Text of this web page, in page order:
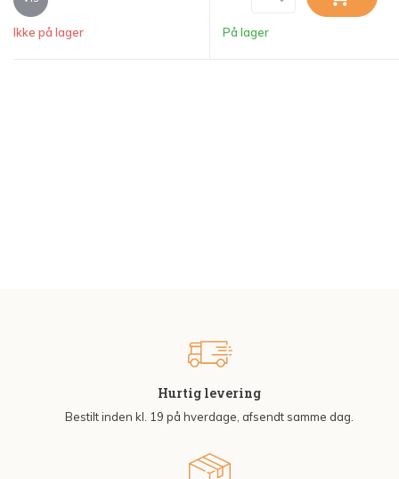
Ikke på lager På lager
Hurtig levering
Bestilt inden kl. 19 på hverdage, afsendt samme dag.